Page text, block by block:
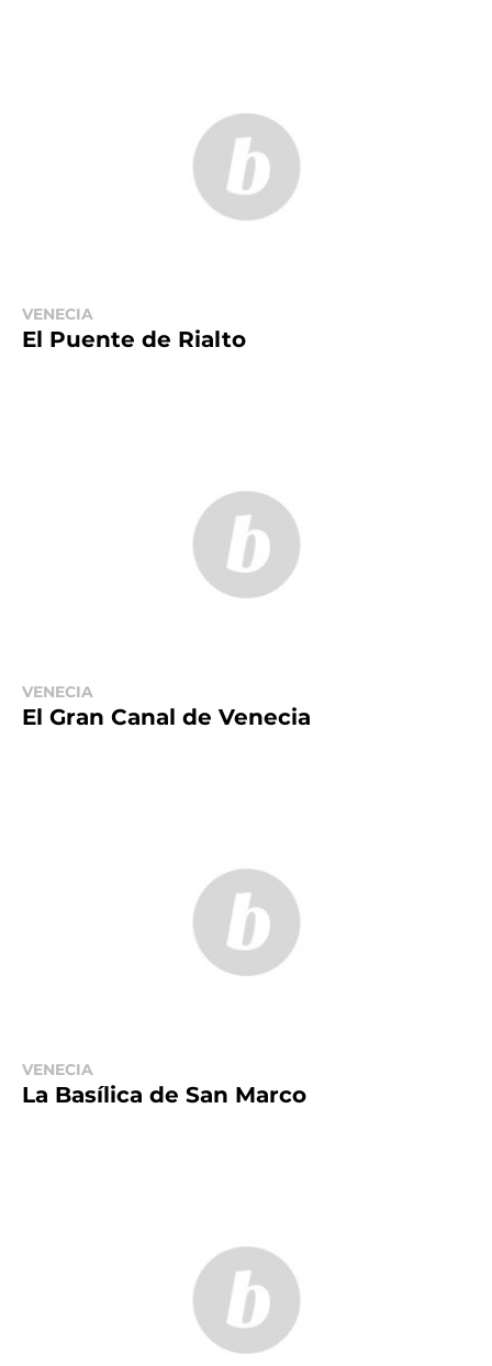
VENECIA
El Puente de Rialto
VENECIA
El Gran Canal de Venecia
VENECIA
La Basílica de San Marco